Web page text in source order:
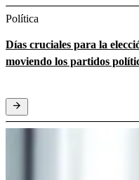
Política
Días cruciales para la
moviendo los partidos